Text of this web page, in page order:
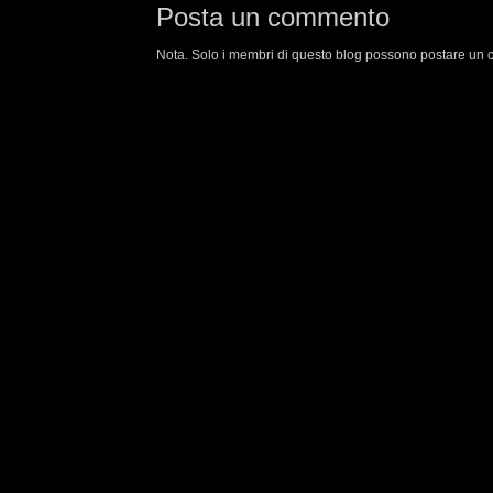
Posta un commento
Nota. Solo i membri di questo blog possono postare un